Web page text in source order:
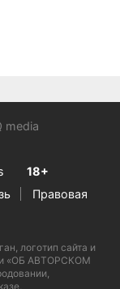
media
18+
Правовая
логотип сайта и
«ОБ АВТОРСКОМ